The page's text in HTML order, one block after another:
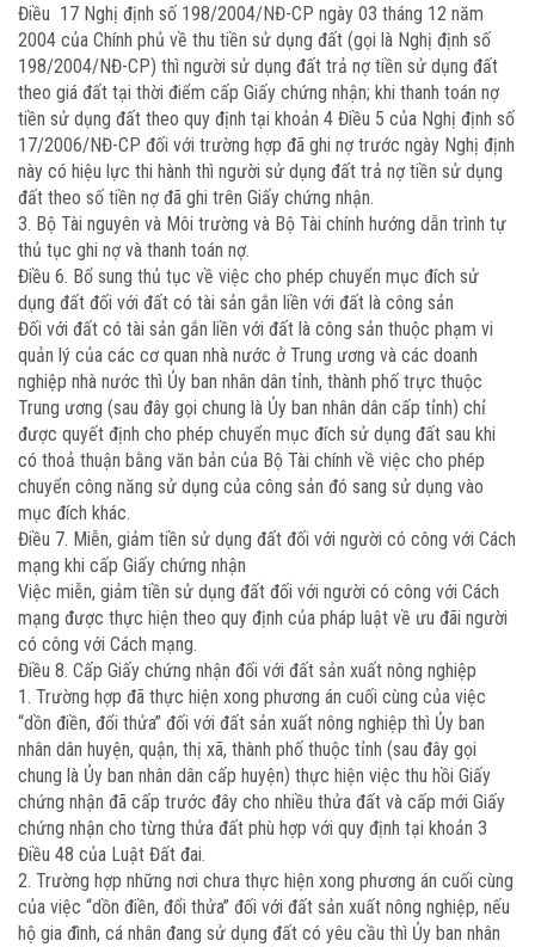
Điều 17 Nghị định số 198/2004/NĐ-CP ngày 03 tháng 12 năm
2004 của Chính phủ về thu tiền sử dụng đất (gọi là Nghị định số
198/2004/NĐ-CP) thì người sử dụng đất trả nợ tiền sử dụng đất
theo giá đất tại thời điểm cấp Giấy chứng nhận; khi thanh toán nợ
tiền sử dụng đất theo quy định tại khoản 4 Điều 5 của Nghị định số
17/2006/NĐ-CP đối với trường hợp đã ghi nợ trước ngày Nghị định
này có hiệu lực thi hành thì người sử dụng đất trả nợ tiền sử dụng
đất theo số tiền nợ đã ghi trên Giấy chứng nhận.
3. Bộ Tài nguyên và Môi trường và Bộ Tài chính hướng dẫn trình tự
thủ tục ghi nợ và thanh toán nợ.
Điều 6. Bổ sung thủ tục về việc cho phép chuyển mục đích sử
dụng đất đối với đất có tài sản gắn liền với đất là công sản
Đối với đất có tài sản gắn liền với đất là công sản thuộc phạm vi
quản lý của các cơ quan nhà nước ở Trung ương và các doanh
nghiệp nhà nước thì Ủy ban nhân dân tỉnh, thành phố trực thuộc
Trung ương (sau đây gọi chung là Ủy ban nhân dân cấp tỉnh) chỉ
được quyết định cho phép chuyển mục đích sử dụng đất sau khi
có thoả thuận bằng văn bản của Bộ Tài chính về việc cho phép
chuyển công năng sử dụng của công sản đó sang sử dụng vào
mục đích khác.
Điều 7. Miễn, giảm tiền sử dụng đất đối với người có công với Cách
mạng khi cấp Giấy chứng nhận
Việc miễn, giảm tiền sử dụng đất đối với người có công với Cách
mạng được thực hiện theo quy định của pháp luật về ưu đãi người
có công với Cách mạng.
Điều 8. Cấp Giấy chứng nhận đối với đất sản xuất nông nghiệp
1. Trường hợp đã thực hiện xong phương án cuối cùng của việc
“dồn điền, đổi thửa” đối với đất sản xuất nông nghiệp thì Ủy ban
nhân dân huyện, quận, thị xã, thành phố thuộc tỉnh (sau đây gọi
chung là Ủy ban nhân dân cấp huyện) thực hiện việc thu hồi Giấy
chứng nhận đã cấp trước đây cho nhiều thửa đất và cấp mới Giấy
chứng nhận cho từng thửa đất phù hợp với quy định tại khoản 3
Điều 48 của Luật Đất đai.
2. Trường hợp những nơi chưa thực hiện xong phương án cuối cùng
của việc “dồn điền, đổi thửa” đối với đất sản xuất nông nghiệp, nếu
hộ gia đình, cá nhân đang sử dụng đất có yêu cầu thì Ủy ban nhân